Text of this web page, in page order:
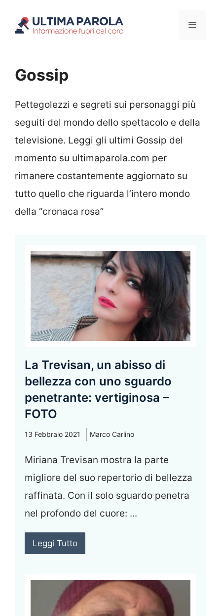
Menu
Gossip
Pettegolezzi e segreti sui personaggi più
seguiti del mondo dello spettacolo e della
televisione. Leggi gli ultimi Gossip del
momento su ultimaparola.com per
rimanere costantemente aggiornato su
tutto quello che riguarda l’intero mondo
della “cronaca rosa”
La Trevisan, un abisso di
bellezza con uno sguardo
penetrante: vertiginosa –
FOTO
13 Febbraio 2021 Marco Carlino
Miriana Trevisan mostra la parte
migliore del suo repertorio di bellezza
raffinata. Con il solo sguardo penetra
nel profondo del cuore: ...
Leggi Tutto